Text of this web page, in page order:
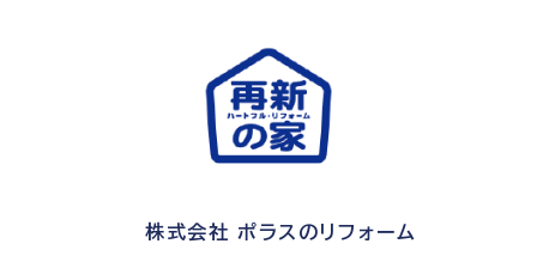
株式会社 ポラスのリフォーム